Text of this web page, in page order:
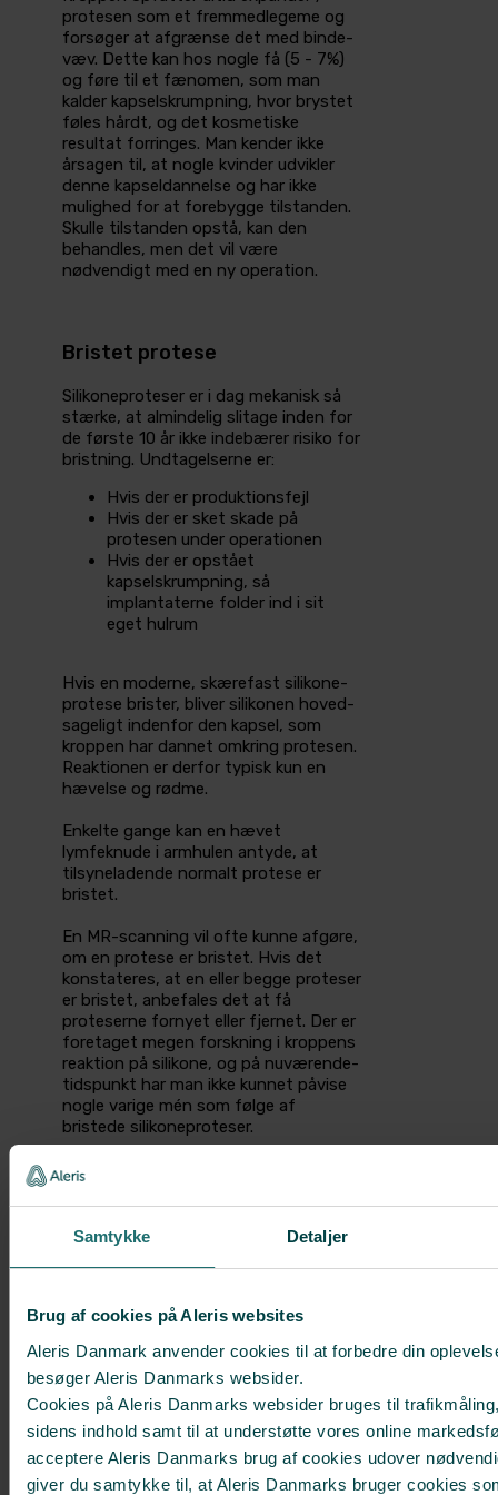
Samtykke Detaljer
Brug af cookies på Aleris websites
Aleris Danmark anvender cookies til at forbedre din
besøger Aleris Danmarks websider.
Cookies på Aleris Danmarks websider bruges til
sidens indhold samt til at understøtte vores online
acceptere Aleris Danmarks brug af cookies udover
giver du samtykke til, at Aleris Danmarks bruger cookies
protesen som et fremmedlegeme og
forsøger at afgrænse det med binde­
væv. Dette kan hos nogle få (5 - 7%)
og føre til et fænomen, som man
kalder kapselskrumpning, hvor brystet
føles hårdt, og det kosmetiske
resultat forringes. Man kender ikke
årsagen til, at nogle kvinder udvikler
denne kapseldannelse og har ikke
mulighed for at forebygge tilstanden.
Skulle tilstanden opstå, kan den
behandles, men det vil være
nødvendigt med en ny operation.
Bristet protese
Silikoneproteser er i dag mekanisk så
stærke, at almindelig slitage inden for
de første 10 år ikke indebærer risiko for
bristning. Undtagelserne er:
Hvis der er produktionsfejl
Hvis der er sket skade på
protesen under operationen
Hvis der er opstået
kapselskrumpning, så
implantaterne folder ind i sit
eget hulrum
Hvis en moderne, skærefast silikone­
protese brister, bliver silikonen hoved­
sageligt indenfor den kapsel, som
kroppen har dannet omkring protesen.
Reaktionen er derfor typisk­ kun en
hævelse og rødme.
Enkelte gange kan en hævet
lymfeknude i armhulen antyde, at
tilsyneladende normalt protese er
bristet.
En MR-scanning vil ofte kunne afgøre,
om en protese er bristet. Hvis det
konstateres, at en eller begge proteser
er bristet, anbefales det at få
proteserne fornyet eller fjernet. Der er
foretaget megen forskning i kroppens
reaktion på silikone, og på nuværende­
tidspunkt har man ikke kunnet påvise
nogle varige mén som følge af
bristede­ silikoneproteser.
Der er for nylig fundet en mulig
brystimplantater og en meget sjælden
form for non-Hodgkin lymfom kaldet
men du skal henvende dig, hvis du
hævede lymfeknuder eller andet, som
forløb efter operationen.
Se også